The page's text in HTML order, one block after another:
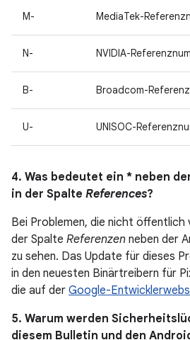
M- MediaTek-
N- NVIDIA-
B- Broadcom-
U- UNISOC-
4. Was bedeutet ein * neben
in der Spalte References?
Bei Problemen, die nicht öffentlich
der Spalte Referenzen neben der
zu sehen. Das Update für dieses
in den neuesten Binärtreibern für
die auf der Google-
5. Warum werden
diesem Bulletin und den